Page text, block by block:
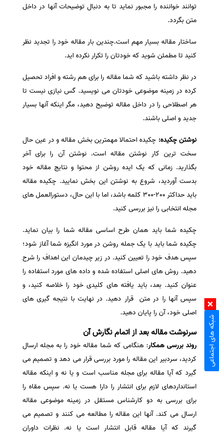
توانند خواننده را مجبور نماید تا به دنبال توضیحات آنها در داخل
متن بگردد.
ساختار مقاله بسیار مهم است.چندین بار مقاله خود را تجدید نظر
کنید تا مطمئن شوید که خودتان را تکرار نکرده اید.
در نظر داشته باشید که شما مقاله را برای هم رشته و افراد تحصیل
کرده در زمینه موضوعی خودتان می نویسید. گس نیازی نیست تا
هر اصطلاحی را در داخل مقاله توضیح دهید، مگر اینکه آنها بسیار
جدید و اصلی باشند.
نوشتنچکیده: چکیده احتمالا مهمترین بخش مقاله و در عین حال
سخت ترین کار نوشتن مقاله است. نوشتن آن را برای آخر
بگذارید. زمانی که یک ایده روشن از محتوا و نتایج مقاله خود
بدست آوردید، شروع به نوشتن این بخش نمایید. چکیده مقاله
باید حداکثر 200-300 کلمه باشد، اما با این حال، دستورالعمل های
مجله انتخابی را نیز بررسی کنید.
چکیده شما باید همان طرح اساسی مقاله شما را بیان نماید.
چکیده شما باید با یک جمله روشن در مورد انگیزه شما آغاز شود؛
سپس هدف خود را تعیین کنید. در زیر چیدمان این اهداف را شرح
دهید. روش های اصلی استفاده شده و داده های مورد استفاده را
عنوان کنید. بعد، باید یافته های کلیدی خود را خلاصه کنید، و
سپس آنها را در متن قرار دهید. در نهایت با نتیجه گیری های
اصلی خود، آن را پایان دهید.
سرنوشت مقاله بعد از اتمام نگارش آن
روند بررسی همکار: هنگامی که شما مقاله خود را به مجله ارسال
کردید، سردبیر این مقاله را مورد بررسی قرار می دهد و تصمیم می
گیرد که آیا مقاله برای مجله مناسب است و یا نه و اینکه مقاله
استانداردهای لازم برای انتشار را دارا هست یا نه. سپس مقاه را
برای بررسی به دو کارشناس مستقل در زمینه موضوعی مقاله
ارسال می کند. آنها این مقاله را مطالعه می کنند و تصمیم می
گیرند که آیا مقاله قابل انتشار است یا نه. نظرات داوران
شبکه های اجتماعی